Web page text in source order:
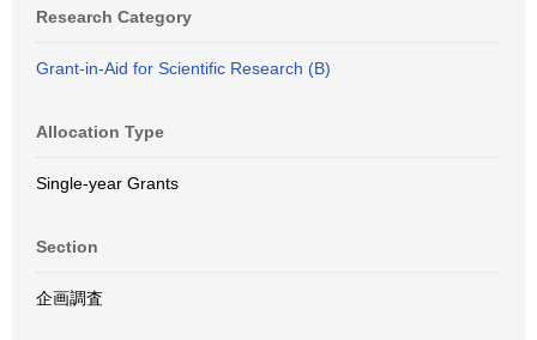
Research Category
Grant-in-Aid for Scientific Research (B)
Allocation Type
Single-year Grants
Section
企画調査